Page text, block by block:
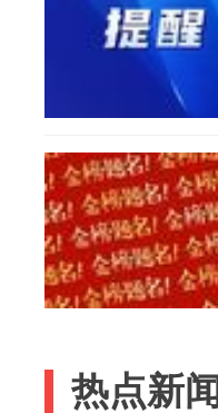
热点新闻